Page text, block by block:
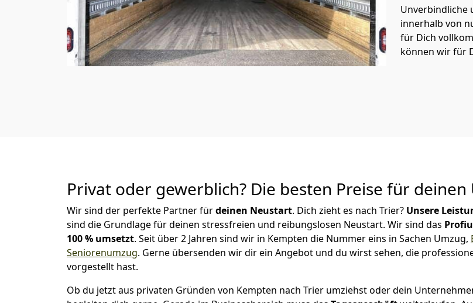
Unverbindliche
innerhalb von
für Dich
können wir für
Privat oder gewerblich? Die besten Preise für deinen
Wir sind der perfekte Partner fürdeinen Neustart. Dich zieht es nach Trier? Unsere
sind die Grundlage für deinen stressfreien und reibungslosen Neustart. Wir sind das
100 % umsetzt. Seit über 2 Jahren sind wir in Kempten die Nummer eins in Sachen Umzug,
Seniorenumzug. Gerne übersenden wir dir ein Angebot und du wirst sehen, die
vorgestellt hast.
Ob du jetzt aus privaten Gründen von Kempten nach Trier umziehst oder dein